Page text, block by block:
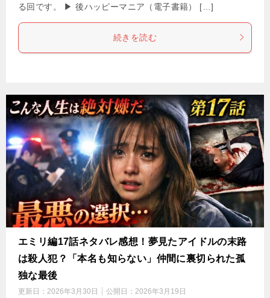
る回です。 ▶ 後ハッピーマニア（電子書籍） […]
続きを読む
エミリ編17話ネタバレ感想！夢見たアイドルの末路
は殺人犯？「本名も知らない」仲間に裏切られた孤
独な最後
更新日： 2026年3月30日 公開日： 2026年3月19日